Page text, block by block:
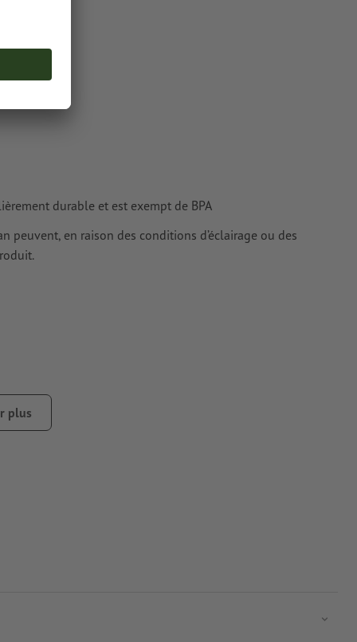
durable et est exempt de BPA
peuvent, en raison des conditions d’éclairage ou des
plus